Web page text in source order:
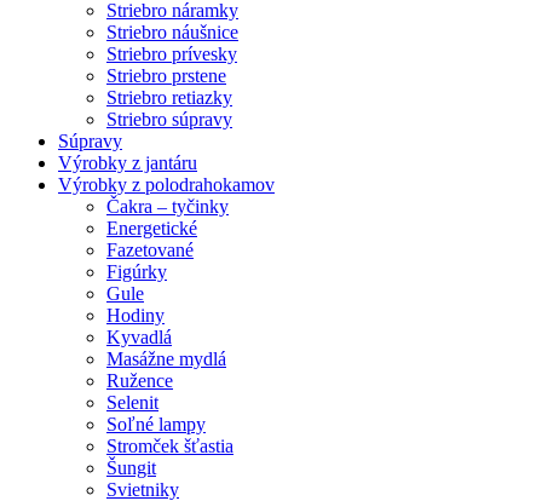
Striebro náramky
Striebro náušnice
Striebro prívesky
Striebro prstene
Striebro retiazky
Striebro súpravy
Súpravy
Výrobky z jantáru
Výrobky z polodrahokamov
Čakra – tyčinky
Energetické
Fazetované
Figúrky
Gule
Hodiny
Kyvadlá
Masážne mydlá
Ružence
Selenit
Soľné lampy
Stromček šťastia
Šungit
Svietniky